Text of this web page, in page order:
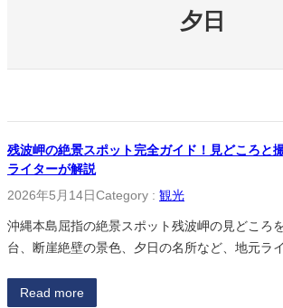
夕日
残波岬の絶景スポット完全ガイド！見どころと
ライターが解説
2026年5月14日Category : 観光
沖縄本島屈指の絶景スポット残波岬の見どころ
台、断崖絶壁の景色、夕日の名所など、地元ラ
Read more